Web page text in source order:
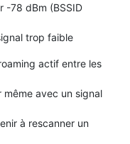
-78 dBm (BSSID
trop faible
actif entre les
même avec un signal
à rescanner un